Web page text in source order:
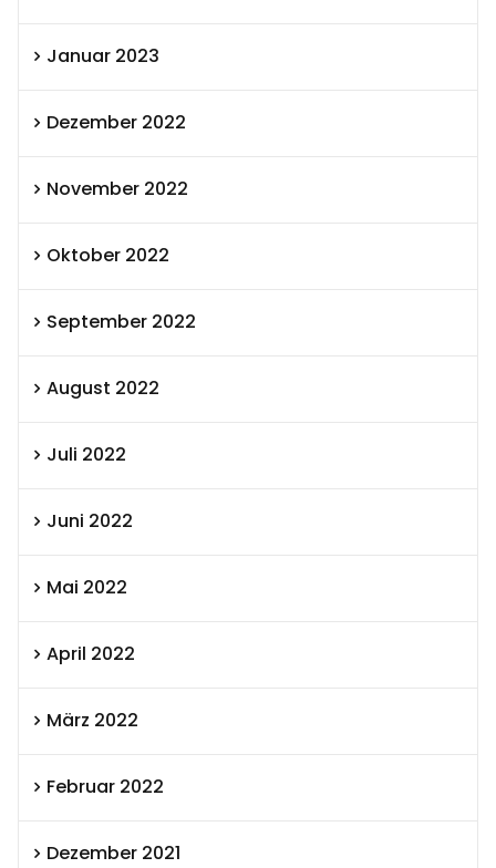
Januar 2023
Dezember 2022
November 2022
Oktober 2022
September 2022
August 2022
Juli 2022
Juni 2022
Mai 2022
April 2022
März 2022
Februar 2022
Dezember 2021